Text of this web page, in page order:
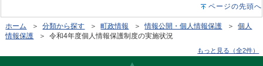
ページの先頭へ
ホーム ＞分類から探す ＞町政情報 ＞情報公開・個人情報保護 ＞個人
情報保護 ＞ 令和4年度個人情報保護制度の実施状況
もっと見る（全2件）